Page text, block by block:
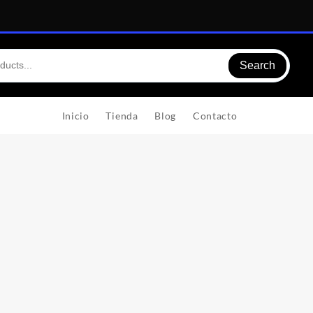
Search
Inicio Tienda Blog Contacto